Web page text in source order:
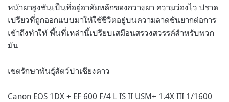
หน้าผาสูงชันเป็นที่อยู่อาศัยหลักของกวางผา ความว่องไว ปราด
เปรียวที่ถูกออกแบบมาให้ใช้ชีวิตอยู่บนความลาดชันยากต่อการ
เข้าถึงทำให้ พื้นที่เหล่านี้เปรียบเสมือนสรวงสวรรค์สำหรับพวก
มัน
เขตรักษาพันธุ์สัตว์ป่าเชียงดาว
Canon EOS 1DX + EF 600 F/4 L IS II USM+ 1.4X III 1/1600